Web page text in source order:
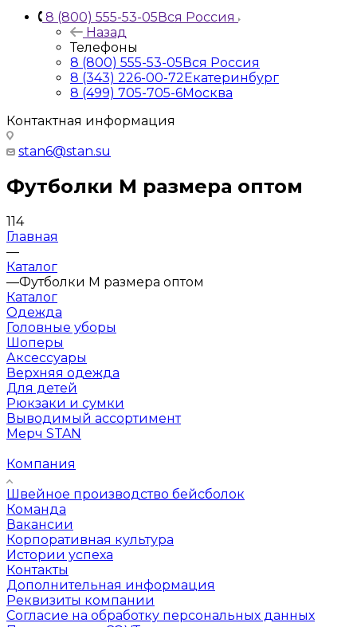
8 (800) 555-53-05Вся Россия
Назад
Телефоны
8 (800) 555-53-05Вся Россия
8 (343) 226-00-72Екатеринбург
8 (499) 705-705-6Москва
Контактная информация
stan6@stan.su
Футболки M размера оптом
114
Главная
—
Каталог
—Футболки M размера оптом
Каталог
Одежда
Головные уборы
Шоперы
Аксессуары
Верхняя одежда
Для детей
Рюкзаки и сумки
Выводимый ассортимент
Мерч STAN
Компания
Швейное производство бейсболок
Команда
Вакансии
Корпоративная культура
Истории успеха
Контакты
Дополнительная информация
Реквизиты компании
Согласие на обработку персональных данных